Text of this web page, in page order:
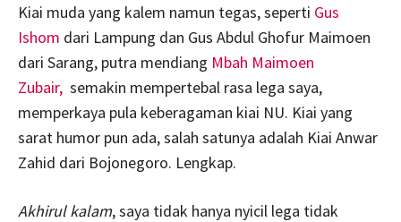
Kiai muda yang kalem namun tegas, seperti Gus
Ishom dari Lampung dan Gus Abdul Ghofur Maimoen
dari Sarang, putra mendiang Mbah Maimoen
Zubair, semakin mempertebal rasa lega saya,
memperkaya pula keberagaman kiai NU. Kiai yang
sarat humor pun ada, salah satunya adalah Kiai Anwar
Zahid dari Bojonegoro. Lengkap.
Akhirul kalam, saya tidak hanya nyicil lega tidak